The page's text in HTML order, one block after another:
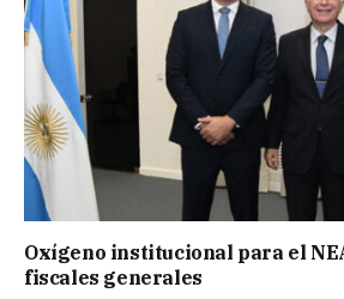
Oxígeno institucional para el
fiscales generales